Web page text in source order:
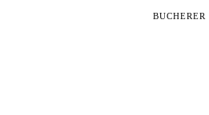
BUCHERER